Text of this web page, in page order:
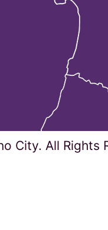
City. All Rights